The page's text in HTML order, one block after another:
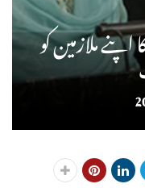
ملازمین کو